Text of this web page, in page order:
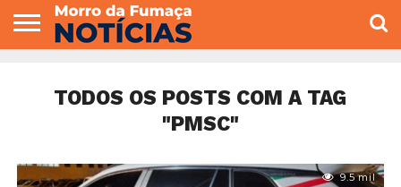
VEREADORES
TODOS OS POSTS COM A TAG
"PMSC"
9.5 mil